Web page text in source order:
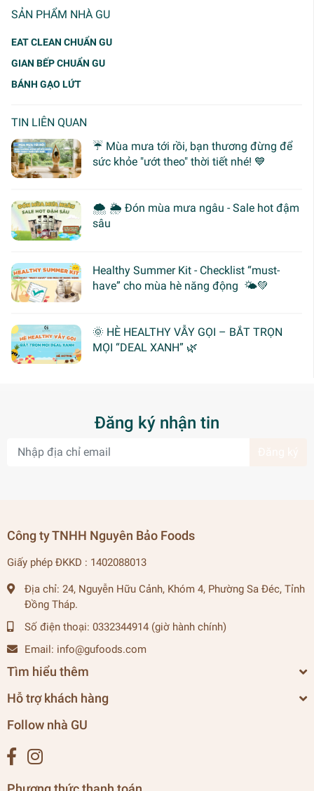
SẢN PHẨM NHÀ GU
EAT CLEAN CHUẨN GU
GIAN BẾP CHUẨN GU
BÁNH GẠO LỨT
TIN LIÊN QUAN
☔ Mùa mưa tới rồi, bạn thương đừng để
sức khỏe "ướt theo" thời tiết nhé! 💙
🌨 🌦 Đón mùa mưa ngâu - Sale hot đậm
sâu
Healthy Summer Kit - Checklist “must-
have” cho mùa hè năng động 🌤️💚
🌞 HÈ HEALTHY VẪY GỌI – BẮT TRỌN
MỌI “DEAL XANH” 🌿
Đăng ký nhận tin
Công ty TNHH Nguyên Bảo Foods
Giấy phép ĐKKD : 1402088013
Địa chỉ: 24, Nguyễn Hữu Cảnh, Khóm 4, Phường Sa Đéc, Tỉnh
Đồng Tháp.
Số điện thoại: 0332344914 (giờ hành chính)
Email: info@gufoods.com
Tìm hiểu thêm
Hỗ trợ khách hàng
Follow nhà GU